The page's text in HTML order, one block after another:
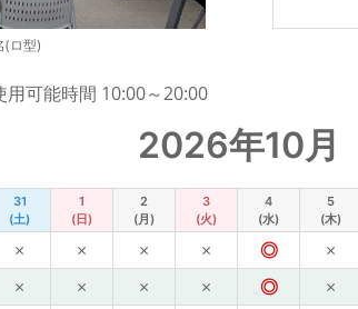
(ロ型)
可能時間 10:00～20:00
2026年10月
31
(土)
1
(日)
2
(月)
3
(火)
4
(水)
5
(木)
× × × × ◎ ×
× × × × ◎ ×